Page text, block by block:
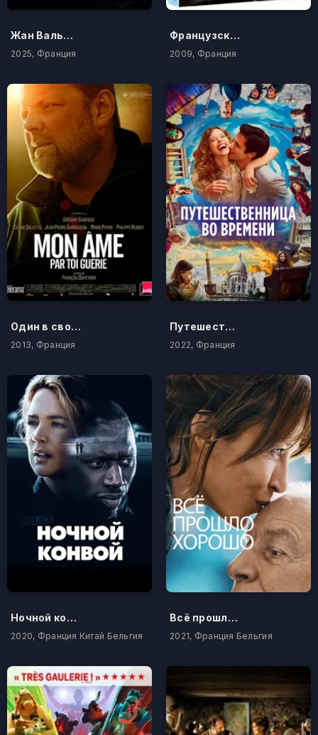
Жан Вальжан
2025, Франция
Французский городок
2009, Франция
Один в своем роде
2013, Франция
Путешественница во времени
2022, Франция
Ночной конвой
2020, Франция Китай Бельгия
Всё прошло хорошо
2021, Франция Бельгия